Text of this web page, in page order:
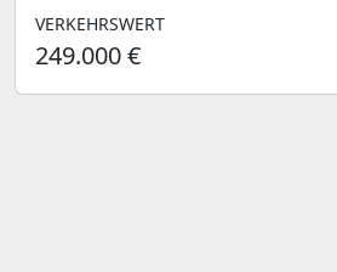
VERKEHRSWERT
249.000 €